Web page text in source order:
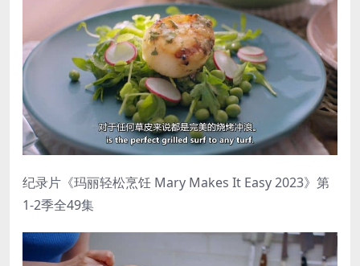
纪录片《玛丽轻松烹饪 Mary Makes It Easy 2023》第
1-2季全49集